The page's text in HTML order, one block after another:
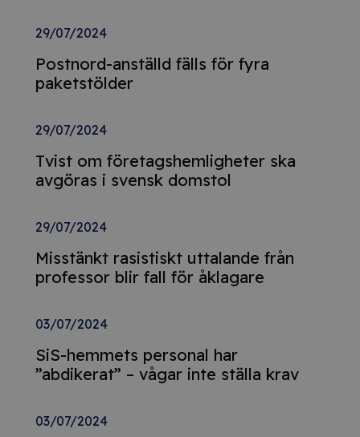
29/07/2024
Postnord-anställd fälls för fyra
paketstölder
29/07/2024
Tvist om företagshemligheter ska
avgöras i svensk domstol
29/07/2024
Misstänkt rasistiskt uttalande från
professor blir fall för åklagare
03/07/2024
SiS-hemmets personal har
”abdikerat” – vågar inte ställa krav
03/07/2024